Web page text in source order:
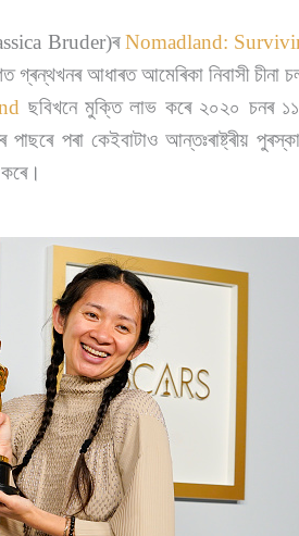
Bruder)ৰNomadland:
গ্ৰন্থখনৰ আধাৰত আমেৰিকা নিবাসী চীনা
ছবিখনে মুক্তি লাভ কৰে ২০২০ চনৰ ১১
পাছৰে পৰা কেইবাটাও আন্তঃৰাষ্ট্ৰীয়